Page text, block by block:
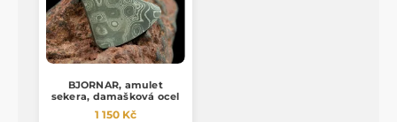
BJORNAR, amulet
sekera, damašková ocel
1 150 Kč